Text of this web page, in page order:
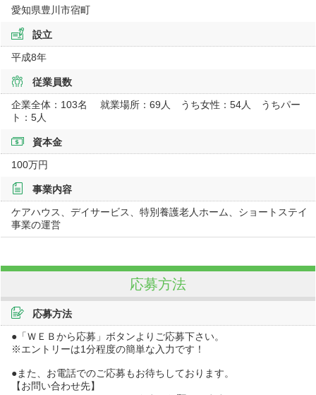
愛知県豊川市宿町
設立
平成8年
従業員数
企業全体：103名 就業場所：69人 うち女性：54人 うちパー
ト：5人
資本金
100万円
事業内容
ケアハウス、デイサービス、特別養護老人ホーム、ショートステイ
事業の運営
応募方法
応募方法
●「ＷＥＢから応募」ボタンよりご応募下さい。
※エントリーは1分程度の簡単な入力です！
●また、お電話でのご応募もお待ちしております。
【お問い合わせ先】